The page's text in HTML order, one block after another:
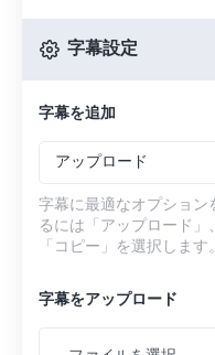
字幕設定
字幕を追加
アップロード
字幕に最適なオプション
るには「アップロード
「コピー」を選択します。
字幕をアップロード